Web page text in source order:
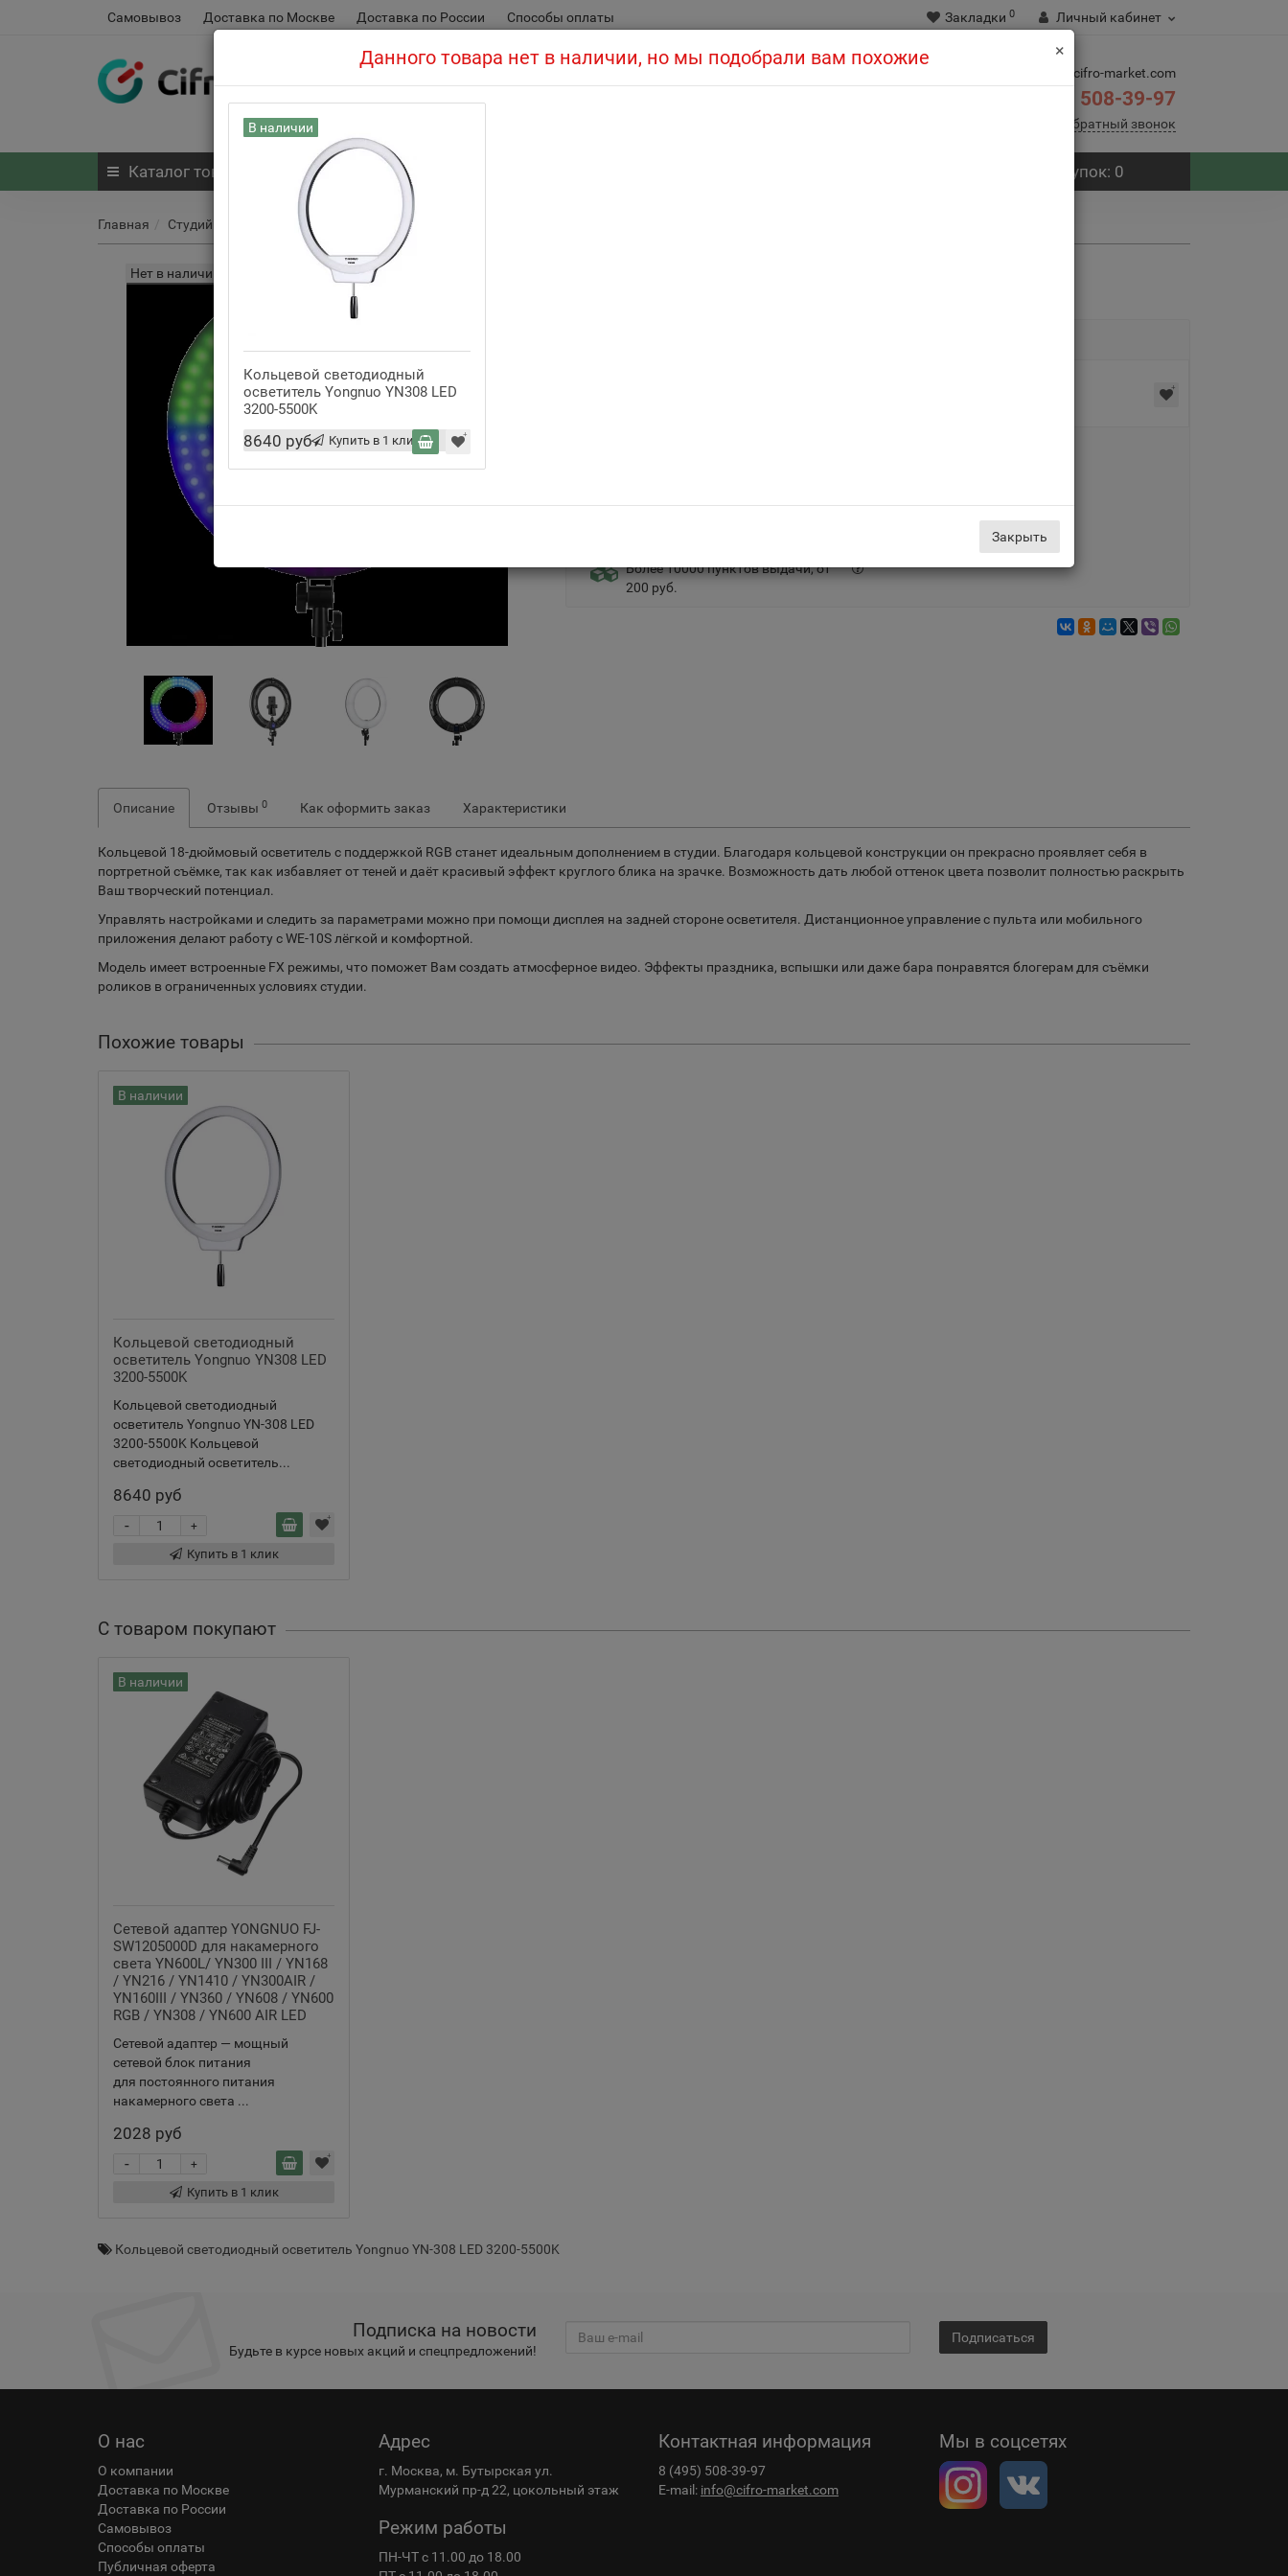
Самовывоз Доставка по Москве Доставка по России Способы оплаты Закладки 0 Личный кабинет
info@cifro-market.com
508-39-97
Заказать обратный звонок
Каталог товаров покупок: 0
Главная Студийное оборудование Студийный свет
Нет в наличии
Более 10000 пунктов выдачи, от
200 руб.
Описание Отзывы 0 Как оформить заказ Характеристики
Кольцевой 18-дюймовый осветитель с поддержкой RGB станет идеальным дополнением в студии. Благодаря кольцевой конструкции он прекрасно проявляет себя в
портретной съёмке, так как избавляет от теней и даёт красивый эффект круглого блика на зрачке. Возможность дать любой оттенок цвета позволит полностью раскрыть
Ваш творческий потенциал.
Управлять настройками и следить за параметрами можно при помощи дисплея на задней стороне осветителя. Дистанционное управление с пульта или мобильного
приложения делают работу с WE-10S лёгкой и комфортной.
Модель имеет встроенные FX режимы, что поможет Вам создать атмосферное видео. Эффекты праздника, вспышки или даже бара понравятся блогерам для съёмки
роликов в ограниченных условиях студии.
Похожие товары
В наличии
Кольцевой светодиодный
осветитель Yongnuo YN308 LED
3200-5500K
Кольцевой светодиодный
осветитель Yongnuo YN-308 LED
3200-5500K Кольцевой
светодиодный осветитель...
8640 руб
+
-
Купить в 1 клик
С товаром покупают
В наличии
Сетевой адаптер YONGNUO FJ-
SW1205000D для накамерного
света YN600L/ YN300 III / YN168
/ YN216 / YN1410 / YN300AIR /
YN160III / YN360 / YN608 / YN600
RGB / YN308 / YN600 AIR LED
Сетевой адаптер — мощный
сетевой блок питания
для постоянного питания
накамерного света ...
2028 руб
+
-
Купить в 1 клик
Кольцевой светодиодный осветитель Yongnuo YN-308 LED 3200-5500K
×
Данного товара нет в наличии, но мы подобрали вам похожие
В наличии
Кольцевой светодиодный
осветитель Yongnuo YN308 LED
3200-5500K
8640 руб Купить в 1 клик
Закрыть
Подписка на новости
Будьте в курсе новых акций и спецпредложений!
Подписаться
О нас
О компании
Доставка по Москве
Доставка по России
Самовывоз
Способы оплаты
Публичная оферта
Адрес
г. Москва, м. Бутырская ул.
Мурманский пр-д 22, цокольный этаж
Режим работы
ПН-ЧТ с 11.00 до 18.00
Контактная информация
8 (495) 508-39-97
E-mail: info@cifro-market.com
Мы в соцсетях